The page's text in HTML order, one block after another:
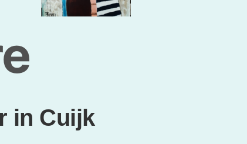
in Cuijk